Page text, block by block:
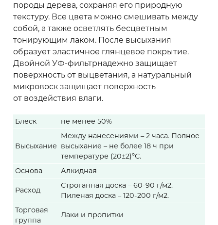
породы дерева, сохраняя его природную
текстуру. Все цвета можно смешивать между
собой, а также осветлять бесцветным
тонирующим лаком. После высыхания
образует эластичное глянцевое покрытие.
Двойной УФ-фильтрнадежно защищает
поверхность от выцветания, а натуральный
микровоск защищает поверхность
от воздействия влаги.
Блеск не менее 50%
Высыхание
Между нанесениями – 2 часа. Полное
высыхание – не более 18 ч при
температуре (20±2)ºС.
Основа
Алкидная
Расход
Строганная доска – 60-90 г/м2.
Пиленая доска – 120-200 г/м2.
Торговая
группа
Лаки и пропитки